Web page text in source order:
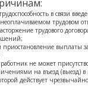
в связи
трудовом
трудового
выплаты
не может
на въезд (выезд) в
действует